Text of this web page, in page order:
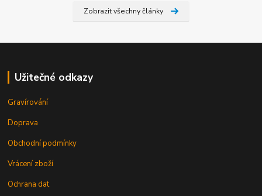
Zobrazit všechny články
Užitečné odkazy
Gravírování
Doprava
Obchodní podmínky
Vrácení zboží
Ochrana dat